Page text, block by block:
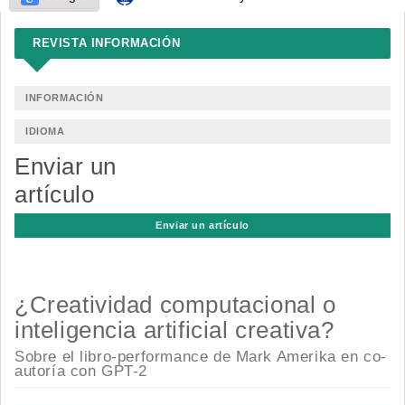
REVISTA INFORMACIÓN
INFORMACIÓN
IDIOMA
Enviar un
artículo
Enviar un artículo
¿Creatividad computacional o
inteligencia artificial creativa?
Sobre el libro-performance de Mark Amerika en co-
autoría con GPT-2